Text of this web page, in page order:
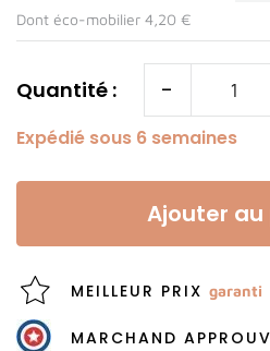
Dont éco-mobilier 4,20 €
Quantité : -
Expédié sous 6 semaines
Ajouter au
MEILLEUR PRIX garanti
MARCHAND